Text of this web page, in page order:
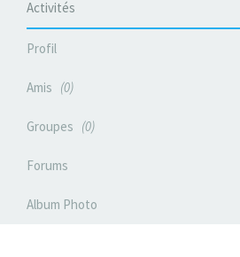
Activités
Profil
Amis 0
Groupes 0
Forums
Album Photo